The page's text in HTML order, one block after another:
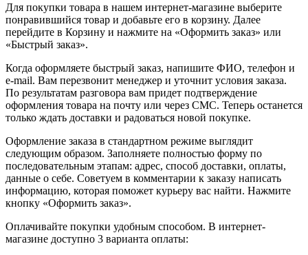
Для покупки товара в нашем интернет-магазине выберите
понравившийся товар и добавьте его в корзину. Далее
перейдите в Корзину и нажмите на «Оформить заказ» или
«Быстрый заказ».
Когда оформляете быстрый заказ, напишите ФИО, телефон и
e-mail. Вам перезвонит менеджер и уточнит условия заказа.
По результатам разговора вам придет подтверждение
оформления товара на почту или через СМС. Теперь останется
только ждать доставки и радоваться новой покупке.
Оформление заказа в стандартном режиме выглядит
следующим образом. Заполняете полностью форму по
последовательным этапам: адрес, способ доставки, оплаты,
данные о себе. Советуем в комментарии к заказу написать
информацию, которая поможет курьеру вас найти. Нажмите
кнопку «Оформить заказ».
Оплачивайте покупки удобным способом. В интернет-
магазине доступно 3 варианта оплаты: